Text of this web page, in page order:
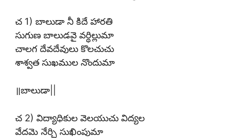
చ 1) బాలుడా నీ కిదే హారతి
సుగుణ బాలుడవై వర్థిల్లుమా
చాలగ దేవదేవులు కొలచుచు
శాశ్వత సుఖముల నొందుమా
॥బాలుడా||
చ 2) విద్యాధికుల వెలయుచు విద్యల
వేదమె నేర్చి సుఖింపుమా